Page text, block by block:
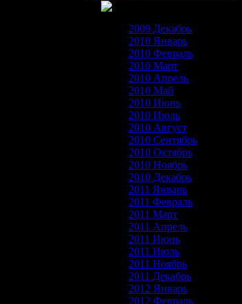
2009 Декабрь
2010 Январь
2010 Февраль
2010 Март
2010 Апрель
2010 Май
2010 Июнь
2010 Июль
2010 Август
2010 Сентябрь
2010 Октябрь
2010 Ноябрь
2010 Декабрь
2011 Январь
2011 Февраль
2011 Март
2011 Апрель
2011 Июнь
2011 Июль
2011 Ноябрь
2011 Декабрь
2012 Январь
2012 Февраль